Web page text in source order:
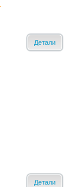
Детали
Детали